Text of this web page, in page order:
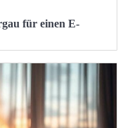
für einen E-